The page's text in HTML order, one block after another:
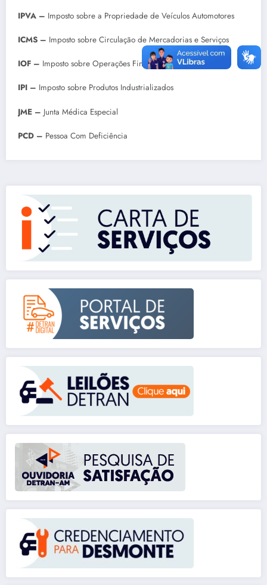
IPVA – Imposto sobre a Propriedade de Veículos Automotores
ICMS – Imposto sobre Circulação de Mercadorias e Serviços
IOF – Imposto sobre Operações Financeiras
IPI – Imposto sobre Produtos Industrializados
JME – Junta Médica Especial
PCD – Pessoa Com Deficiência